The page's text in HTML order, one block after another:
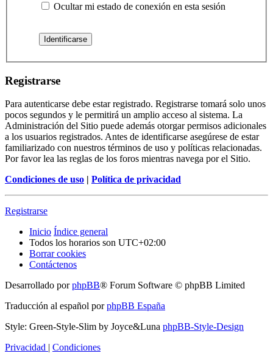
Ocultar mi estado de conexión en esta sesión
Registrarse
Para autenticarse debe estar registrado. Registrarse tomará solo unos
pocos segundos y le permitirá un amplio acceso al sistema. La
Administración del Sitio puede además otorgar permisos adicionales
a los usuarios registrados. Antes de identificarse asegúrese de estar
familiarizado con nuestros términos de uso y políticas relacionadas.
Por favor lea las reglas de los foros mientras navega por el Sitio.
Condiciones de uso | Política de privacidad
Registrarse
Inicio Índice general
Todos los horarios son UTC+02:00
Borrar cookies
Contáctenos
Desarrollado porphpBB® Forum Software © phpBB Limited
Traducción al español porphpBB España
Style: Green-Style-Slim by Joyce&Luna phpBB-Style-Design
Privacidad | Condiciones